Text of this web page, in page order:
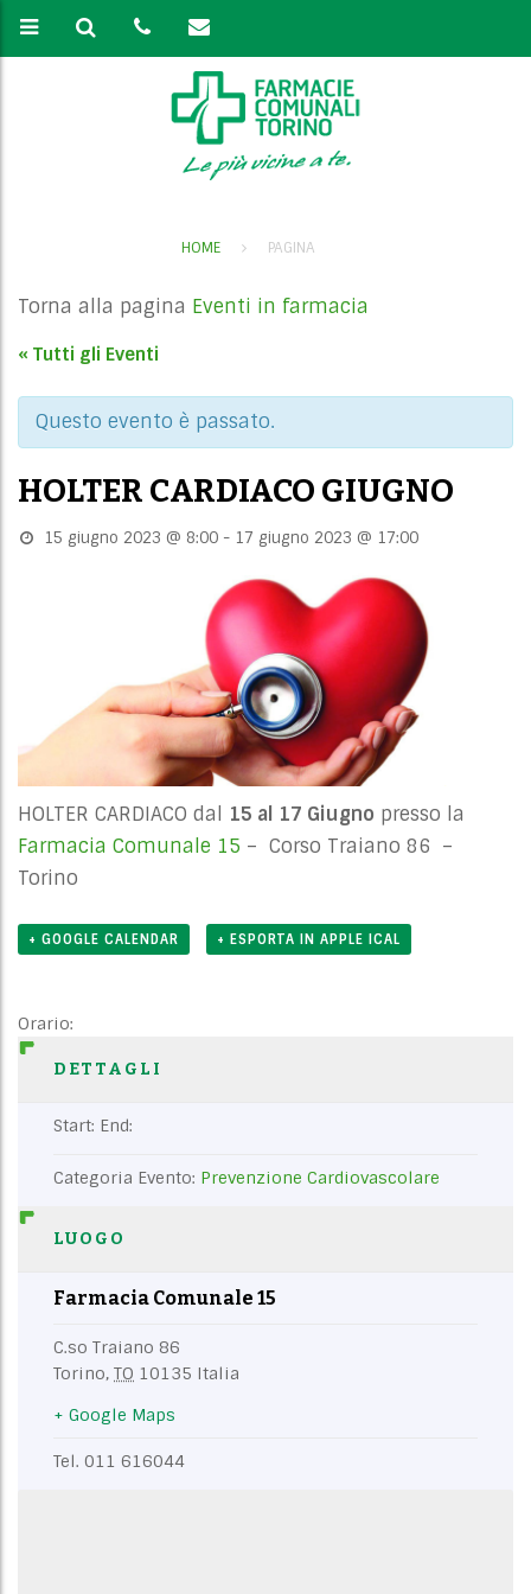
HOME PAGINA
Torna alla pagina Eventi in farmacia
« Tutti gli Eventi
Questo evento è passato.
HOLTER CARDIACO GIUGNO
15 giugno 2023 @ 8:00 - 17 giugno 2023 @ 17:00
HOLTER CARDIACO dal 15 al 17 Giugno presso la
Farmacia Comunale 15 – Corso Traiano 86 –
Torino
+ GOOGLE CALENDAR + ESPORTA IN APPLE ICAL
Orario:
DETTAGLI
Start: End:
Categoria Evento: Prevenzione Cardiovascolare
LUOGO
Farmacia Comunale 15
C.so Traiano 86
Torino, TO 10135 Italia
+ Google Maps
Tel. 011 616044